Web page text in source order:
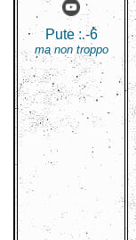
Pute :-6
ma non troppo